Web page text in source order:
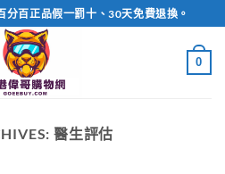
分百正品假一罰十、30天免費退換。
0
醫生評估